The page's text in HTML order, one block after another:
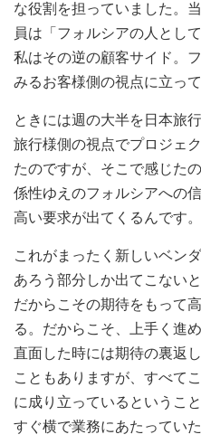
な役割を担っていました。
員は「フォルシアの人とし
私はその逆の顧客サイド。
みるお客様側の視点に立っ
ときには週の大半を日本旅
旅行様側の視点でプロジェ
たのですが、そこで感じた
係性ゆえのフォルシアへの
高い要求が出てくるんです。
これがまったく新しいベン
あろう部分しか出てこない
だからこその期待をもって
る。だからこそ、上手く進
直面した時には期待の裏返
こともありますが、すべて
に成り立っているというこ
すぐ横で業務にあたってい